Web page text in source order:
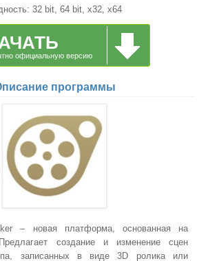
32 bit, 64 bit, x32, x64
официальную версию
программы
– новая платформа, основанная на
создание и изменение сцен
записанных в виде 3D ролика или